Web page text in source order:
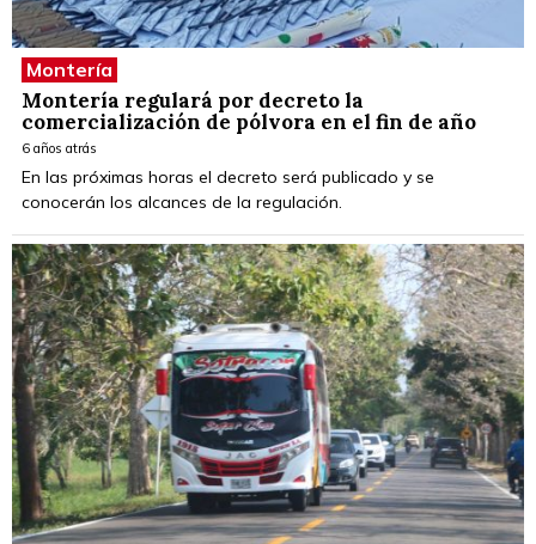
Montería
Montería regulará por decreto la
comercialización de pólvora en el fin de año
6 años atrás
En las próximas horas el decreto será publicado y se
conocerán los alcances de la regulación.